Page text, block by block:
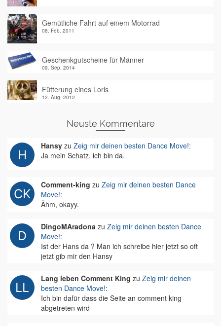
Gemütliche Fahrt auf einem Motorrad
08. Feb. 2011
Geschenkgutscheine für Männer
09. Sep. 2014
Fütterung eines Loris
12. Aug. 2012
Neuste Kommentare
Hansy zu Zeig mir deinen besten Dance Move!:
Ja mein Schatz, ich bin da.
Comment-king zu Zeig mir deinen besten Dance
Move!:
Ähm, okayy.
DingoMAradona zu Zeig mir deinen besten Dance
Move!:
Ist der Hans da ? Man ich schreibe hier jetzt so oft
jetzt gib mir den Hansy
Lang leben Comment King zu Zeig mir deinen
besten Dance Move!:
Ich bin dafür dass die Seite an comment king
abgetreten wird